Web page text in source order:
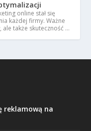
online stał się
każdej firmy. Ważne
także skuteczność …
reklamową na